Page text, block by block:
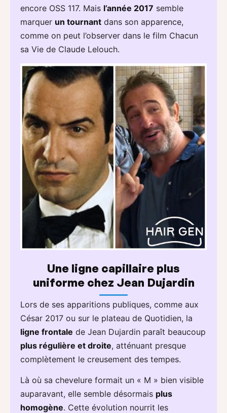
encore OSS 117. Mais l’année 2017 semble
marquer un tournant dans son apparence,
comme on peut l’observer dans le film Chacun
sa Vie de Claude Lelouch.
Une ligne capillaire plus
uniforme chez Jean Dujardin
Lors de ses apparitions publiques, comme aux
César 2017 ou sur le plateau de Quotidien, la
ligne frontale de Jean Dujardin paraît beaucoup
plus régulière et droite, atténuant presque
complètement le creusement des tempes.
Là où sa chevelure formait un « M » bien visible
auparavant, elle semble désormais plus
homogène. Cette évolution nourrit les